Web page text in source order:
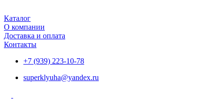
Каталог
О компании
Доставка и оплата
Контакты
+7 (939) 223-10-78
superklyuha@yandex.ru